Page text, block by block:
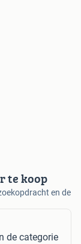
te koop
en de
de categorie